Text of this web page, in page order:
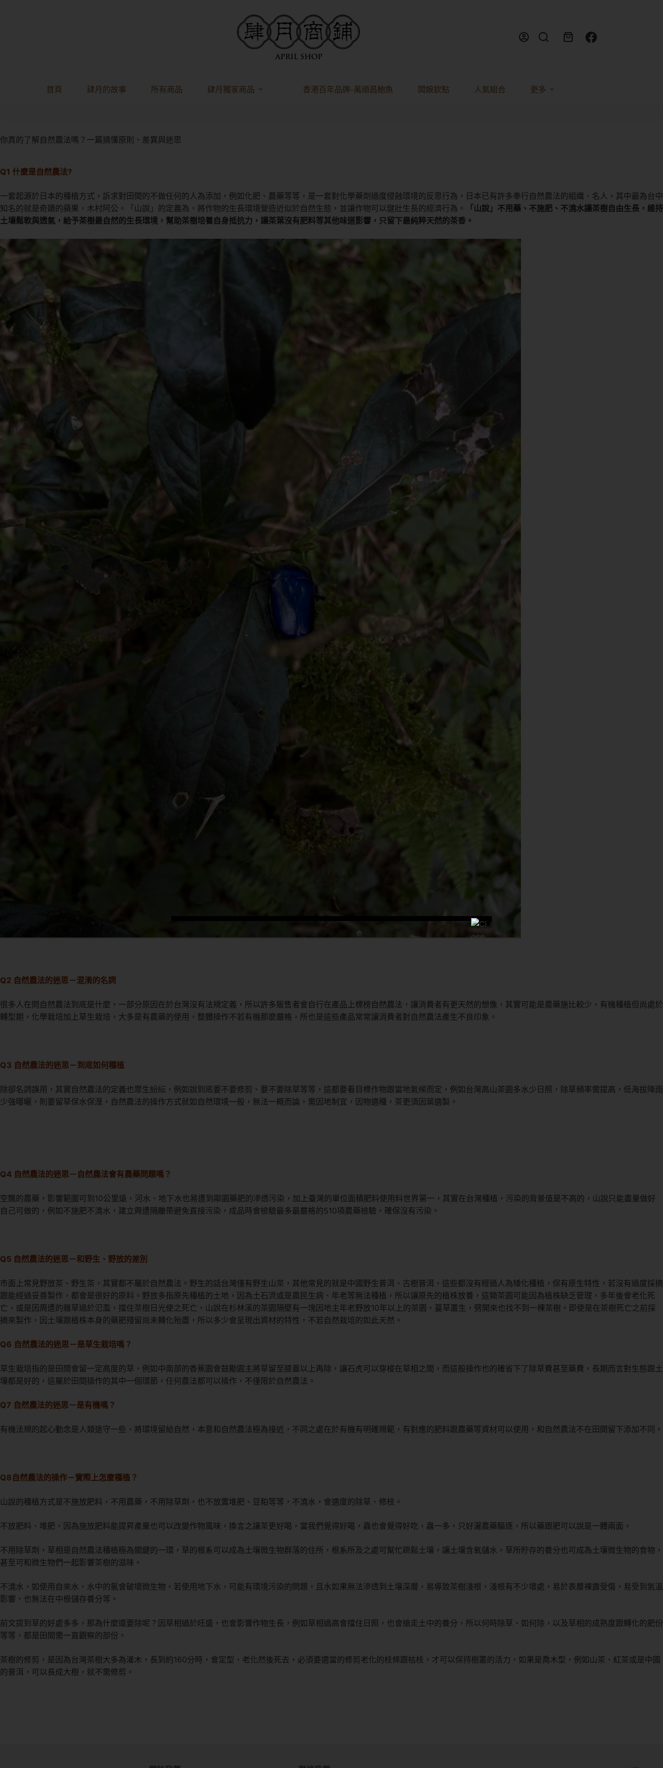
首頁 肆月的故事 所有商品 肆月獨家商品 香港百年品牌-萬順昌鮑魚 闆娘欽點 人氣組合 更多
你真的了解自然農法嗎？一篇搞懂原則、差異與迷思
Q1 什麼是自然農法?
一套起源於日本的種植方式，訴求對田間的不做任何的人為添加，例如化肥、農藥等等，是一套對化學藥劑過度侵蝕環境的反思行為，日本已有許多奉行自然農法的組織、名人，其中最為台中
知名的就是奇蹟的蘋果，木村阿公。「山說」的定義為，將作物的生長環境營造近似於自然生態，並讓作物可以健壯生長的經濟行為。
「山說」不用藥、不施肥、不澆水讓茶樹自由生長，維持
土壤鬆軟與透氣，給予茶樹最自然的生長環境，幫助茶樹培養自身抵抗力，讓茶葉沒有肥料等其他味道影響，只留下最純粹天然的茶香。
Q2 自然農法的迷思－混淆的名詞
很多人在問自然農法到底是什麼，一部分原因在於台灣沒有法規定義，所以許多販售者會自行在產品上標榜自然農法，讓消費者有更天然的想像，其實可能是農藥施比較少，有機種植但尚處於
轉型期，化學栽培加上草生栽培，大多是有農藥的使用，整體操作不若有機那麼嚴格，所也是這些產品常常讓消費者對自然農法產生不良印象。
Q3 自然農法的迷思－到底如何種植
除卻名詞誤用，其實自然農法的定義也眾生紛紜，例如說到底要不要修剪、要不要除草等等，這都要看目標作物跟當地氣候而定，例如台灣高山茶園多水少日照，除草頻率需提高，低海拔降雨
少強曝曬，則要留草保水保溼，自然農法的操作方式就如自然環境一般，無法一概而論，需因地制宜，因物適種，茶更須因葉適製。
Q4 自然農法的迷思－自然農法會有農藥問題嗎？
空飄的農藥，影響範圍可到10公里遠，河水、地下水也易遭到鄰園藥肥的滲透污染，加上臺灣的單位面積肥料使用料世界第一，其實在台灣種植，污染的背景值是不高的，山說只能盡量做好
自己可做的，例如不施肥不澆水，建立周遭隔離帶避免直接污染，成品時會檢驗最多最嚴格的510項農藥檢驗，確保沒有污染。
Q5 自然農法的迷思－和野生、野放的差別
市面上常見野放茶、野生茶，其實都不屬於自然農法。野生的話台灣僅有野生山茶，其他常見的就是中國野生普洱、古樹普洱，這些都沒有經過人為矮化種植，保有原生特性，若沒有過度採摘
跟能經過妥善製作，都會是很好的原料。野放多指原先種植的土地，因為土石流或是農民生病、年老等無法種植，所以讓原先的植株放養，這類茶園可能因為植株缺乏管理，多年後會老化死
亡，或是因周遭的雜草過於氾濫，擋住茶樹日光使之死亡，山說在杉林溪的茶園隔壁有一塊因地主年老野放10年以上的茶園，蔓草叢生，劈開來也找不到一棵茶樹。即使是在茶樹死亡之前採
摘來製作，因土壤跟植株本身的藥肥殘留尚未轉化殆盡，所以多少會呈現出資材的特性，不若自然栽培的如此天然。
Q6 自然農法的迷思－是草生栽培嗎？
草生栽培指的是田間會留一定高度的草，例如中南部的香蕉園會鼓勵園主將草留至膝蓋以上再除，讓石虎可以穿梭在草相之間，而這般操作也的確省下了除草費甚至藥費，長期而言對生態跟土
壤都是好的，這屬於田間操作的其中一個環節，任何農法都可以操作，不僅限於自然農法。
Q7 自然農法的迷思－是有機嗎？
有機法規的起心動念是人類退守一些，將環境留給自然，本意和自然農法極為接近，不同之處在於有機有明確規範，有對應的肥料跟農藥等資材可以使用，和自然農法不在田間留下添加不同。
Q8自然農法的操作－實際上怎麼種植？
山說的種植方式是不施放肥料，不用農藥，不用除草劑，也不放置堆肥、豆粕等等，不澆水，會適度的除草、修枝。
不放肥料、堆肥，因為施放肥料能提昇產量也可以改變作物風味，換言之讓茶更好喝，當我們覺得好喝，蟲也會覺得好吃，蟲一多，只好灑農藥驅逐，所以藥跟肥可以說是一體兩面。
不用除草劑，草相是自然農法種植極為關鍵的一環，草的根系可以成為土壤微生物群落的住所，根系所及之處可幫忙疏鬆土壤，讓土壤含氧儲水，草所貯存的養分也可成為土壤微生物的食物，
甚至可和微生物們一起影響茶樹的滋味。
不澆水，如使用自來水，水中的氯會破壞微生物，若使用地下水，可能有環境污染的問題，且水如果無法滲透到土壤深層，易導致茶樹淺根，淺根有不少壞處，易於表層裸露受傷，易受到氣溫
影響，也無法在中根儲存養分等。
前文提到草的好處多多，那為什麼還要除呢？因草相過於旺盛，也會影響作物生長，例如草相過高會擋住日照，也會搶走土中的養分，所以何時除草、如何除，以及草相的成熟度跟轉化的肥份
等等，都是田間需一直觀察的部份。
茶樹的修剪，是因為台灣茶樹大多為灌木，長到約160分時，會定型、老化然後死去，必須要適當的修剪老化的枝條跟枯枝，才可以保持樹叢的活力，如果是喬木型，例如山茶、紅茶或是中國
的普洱，可以長成大樹，就不需修剪。